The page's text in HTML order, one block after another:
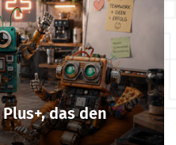
das den